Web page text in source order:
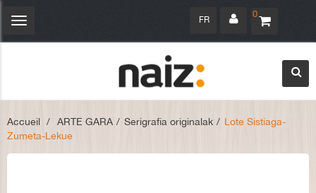
0
FR
Navigation
Accueil > ARTE GARA > Serigrafia originalak > Lote Sistiaga-
Zumeta-Lekue